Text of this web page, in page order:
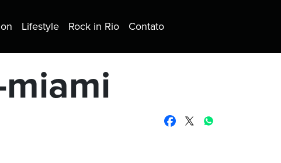
Lifestyle Rock in Rio Contato